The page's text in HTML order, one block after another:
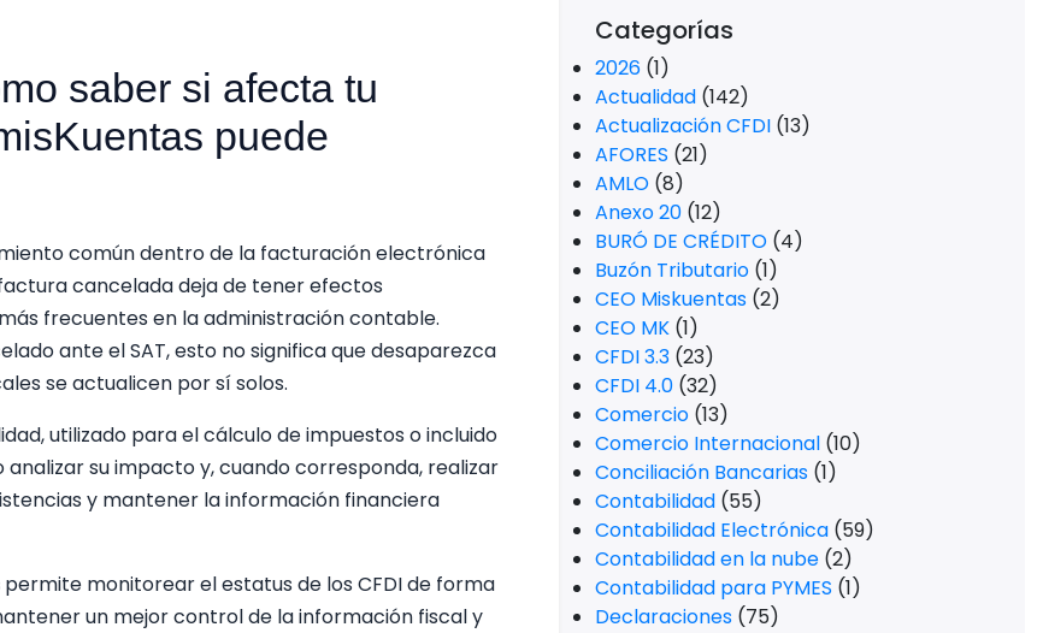
saber si afecta tu
puede
común dentro de la facturación electrónica
cancelada deja de tener efectos
frecuentes en la administración contable.
ante el SAT, esto no significa que desaparezca
se actualicen por sí solos.
utilizado para el cálculo de impuestos o incluido
su impacto y, cuando corresponda, realizar
y mantener la información financiera
permite monitorear el estatus de los CFDI de forma
un mejor control de la información fiscal y
Categorías
2026 (1)
Actualidad (142)
Actualización CFDI (13)
AFORES (21)
AMLO (8)
Anexo 20 (12)
BURÓ DE CRÉDITO (4)
Buzón Tributario (1)
CEO Miskuentas (2)
CEO MK (1)
CFDI 3.3 (23)
CFDI 4.0 (32)
Comercio (13)
Comercio Internacional (10)
Conciliación Bancarias (1)
Contabilidad (55)
Contabilidad Electrónica (59)
Contabilidad en la nube (2)
Contabilidad para PYMES (1)
Declaraciones (75)